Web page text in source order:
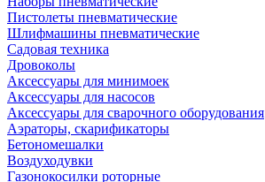
Пистолеты пневматические
Шлифмашины пневматические
Садовая техника
Дровоколы
Аксессуары для минимоек
Аксессуары для насосов
Аксессуары для сварочного оборудования
Аэраторы, скарификаторы
Бетономешалки
Воздуходувки
Газонокосилки роторные